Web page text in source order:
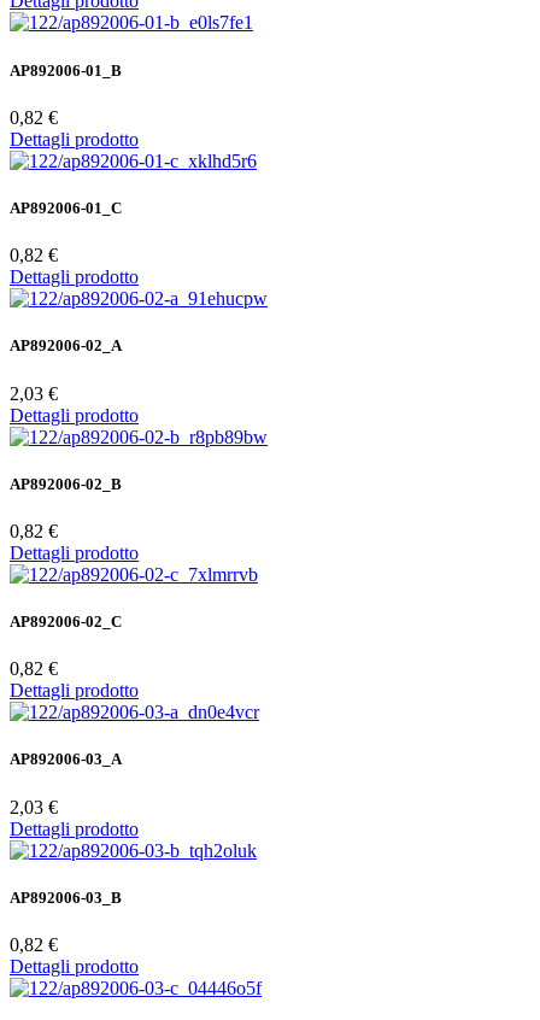
AP892006-01_B
0,82 €
Dettagli prodotto
AP892006-01_C
0,82 €
Dettagli prodotto
AP892006-02_A
2,03 €
Dettagli prodotto
AP892006-02_B
0,82 €
Dettagli prodotto
AP892006-02_C
0,82 €
Dettagli prodotto
AP892006-03_A
2,03 €
Dettagli prodotto
AP892006-03_B
0,82 €
Dettagli prodotto